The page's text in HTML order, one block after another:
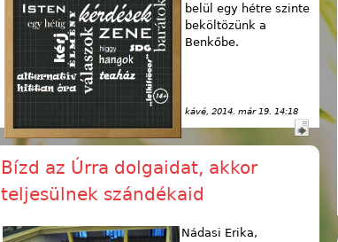
belül egy hétre szinte
beköltözünk a
Benkőbe.
kávé , 2014. már 19. 14:18
Bízd az Úrra dolgaidat, akkor
teljesülnek szándékaid
Nádasi Erika,